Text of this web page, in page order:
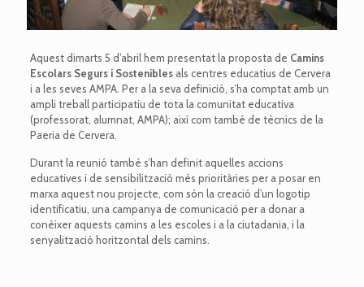
Aquest dimarts 5 d’abril hem presentat la proposta de Camins
Escolars Segurs i Sosteniblesals centres educatius de Cervera
i a les seves AMPA. Per a la seva definició, s’ha comptat amb un
ampli treball participatiu de tota la comunitat educativa
(professorat, alumnat, AMPA); així com també de tècnics de la
Paeria de Cervera.
Durant la reunió també s’han definit aquelles accions
educatives i de sensibilització més prioritàries per a posar en
marxa aquest nou projecte, com són la creació d’un logotip
identificatiu, una campanya de comunicació per a donar a
conèixer aquests camins a les escoles i a la ciutadania, i la
senyalització horitzontal dels camins.